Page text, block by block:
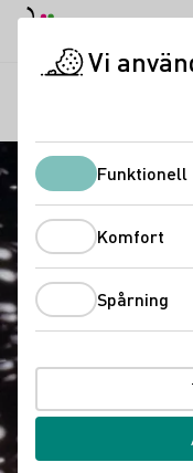
Vi
Funktionell
Komfort
Spårning